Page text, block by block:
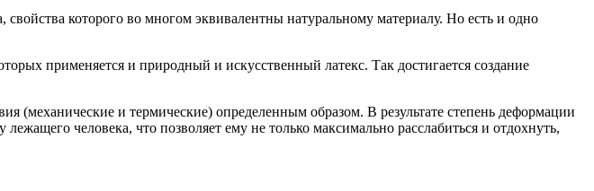
которого во многом эквивалентны натуральному материалу. Но есть и одно
применяется и природный и искусственный латекс. Так достигается создание
и термические) определенным образом. В результате степень деформации
человека, что позволяет ему не только максимально расслабиться и отдохнуть,